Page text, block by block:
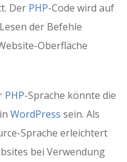
Der PHP-Code wird auf
der Befehle
Oberfläche
PHP-Sprache könnte die
WordPress sein. Als
Sprache erleichtert
bei Verwendung